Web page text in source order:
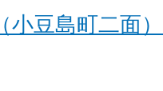
小豆島町二面